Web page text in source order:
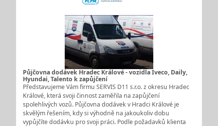
Půjčovna dodávek Hradec Králové - vozidla Iveco, Daily,
Hyundai, Talento k zapůjčení
Představujeme Vám firmu SERVIS D11 s.r.o. z okresu Hradec
Králové, která svoji činnost zaměřila na zapůjčení
spolehlivých vozů. Půjčovna dodávek v Hradci Králové je
skvělým řešením, kdy si výhodně na jakoukoliv dobu
vypůjčíte dodávku pro svoji práci. Podle požadavků klienta